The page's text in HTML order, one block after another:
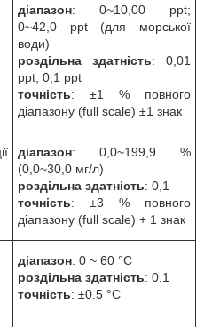
діапазон: 0~10,00 ppt;
0~42,0 ppt (для морської
води)
роздільна здатність: 0,01
ppt; 0,1 ppt
точність: ±1 % повного
діапазону (full scale) ±1 знак
діапазон: 0,0~199,9 %
(0,0~30,0 мг/л)
роздільна здатність: 0,1
точність: ±3 % повного
діапазону (full scale) + 1 знак
діапазон: 0 ~ 60 °C
роздільна здатність: 0,1
точність: ±0.5 °C